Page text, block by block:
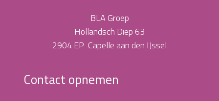
BLA Groep
Hollandsch Diep 63
2904 EP Capelle aan den IJssel
Contact opnemen